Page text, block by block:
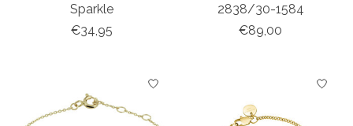
Sparkle
€34,95
2838/30-1584
€89,00